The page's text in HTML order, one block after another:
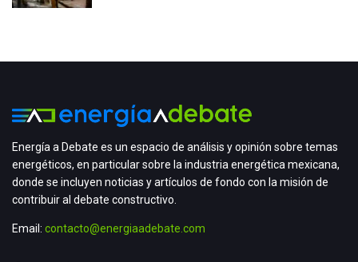
Energía a Debate es un espacio de análisis y opinión sobre temas
energéticos, en particular sobre la industria energética mexicana,
donde se incluyen noticias y artículos de fondo con la misión de
contribuir al debate constructivo.
Email: contacto@energiaadebate.com